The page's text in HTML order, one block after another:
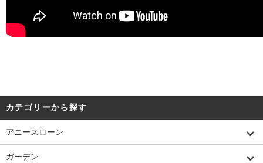
カテゴリーから探す
アニースローン
ガーデン